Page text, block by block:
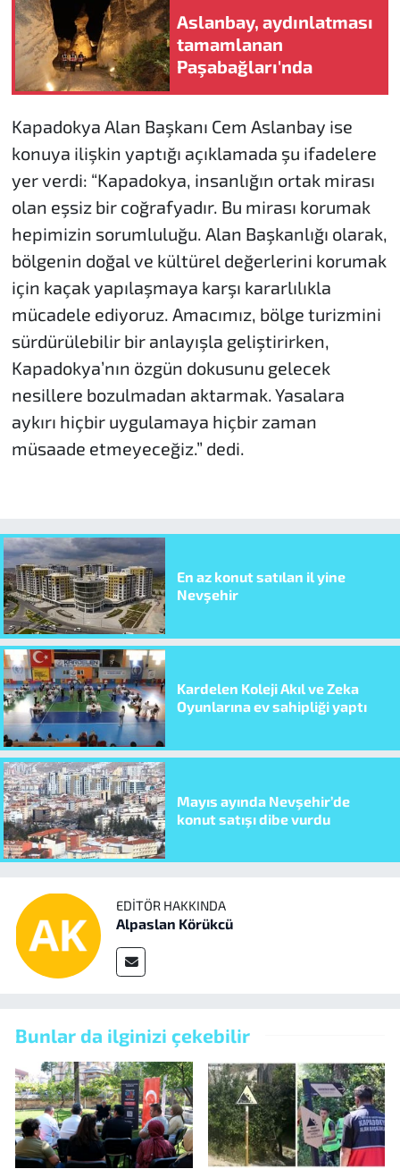
Aslanbay, aydınlatması
tamamlanan
Paşabağları'nda
Kapadokya Alan Başkanı Cem Aslanbay ise
konuya ilişkin yaptığı açıklamada şu ifadelere
yer verdi: “Kapadokya, insanlığın ortak mirası
olan eşsiz bir coğrafyadır. Bu mirası korumak
hepimizin sorumluluğu. Alan Başkanlığı olarak,
bölgenin doğal ve kültürel değerlerini korumak
için kaçak yapılaşmaya karşı kararlılıkla
mücadele ediyoruz. Amacımız, bölge turizmini
sürdürülebilir bir anlayışla geliştirirken,
Kapadokya’nın özgün dokusunu gelecek
nesillere bozulmadan aktarmak. Yasalara
aykırı hiçbir uygulamaya hiçbir zaman
müsaade etmeyeceğiz.” dedi.
En az konut satılan il yine
Nevşehir
Kardelen Koleji Akıl ve Zeka
Oyunlarına ev sahipliği yaptı
Mayıs ayında Nevşehir’de
konut satışı dibe vurdu
EDITÖR HAKKINDA
Alpaslan Körükcü
Bunlar da ilginizi çekebilir